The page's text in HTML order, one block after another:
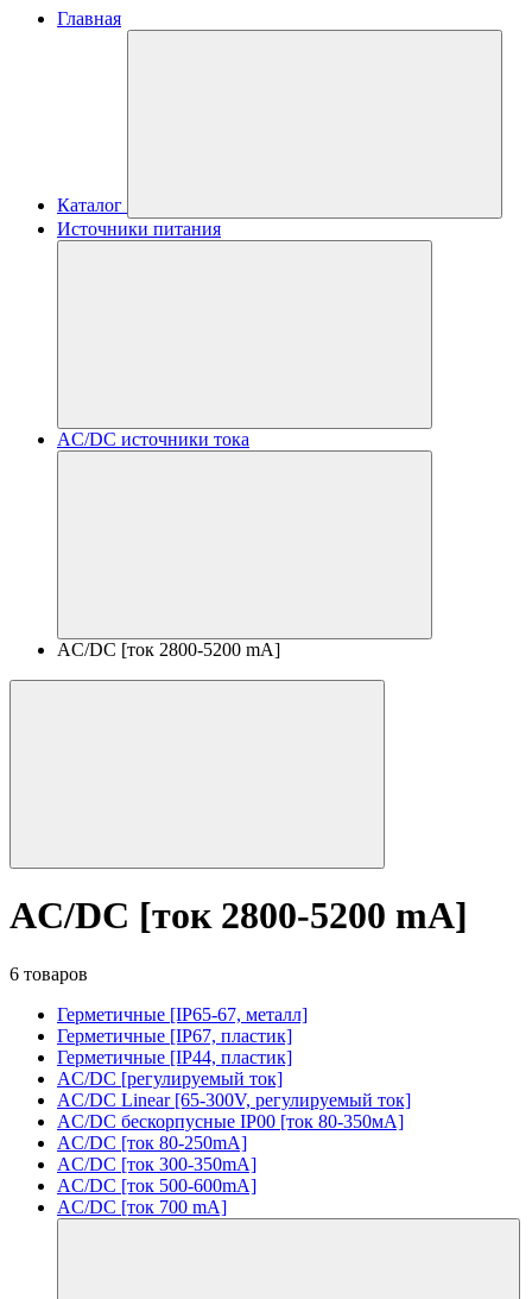
Главная
Каталог
Источники питания
AC/DC источники тока
AC/DC [ток 2800-5200 mA]
AC/DC [ток 2800-5200 mA]
6 товаров
Герметичные [IP65-67, металл]
Герметичные [IP67, пластик]
Герметичные [IP44, пластик]
AC/DC [регулируемый ток]
AC/DC Linear [65-300V, регулируемый ток]
AC/DC бескорпусные IP00 [ток 80-350мА]
AC/DC [ток 80-250mA]
AC/DC [ток 300-350mA]
AC/DC [ток 500-600mA]
AC/DC [ток 700 mA]